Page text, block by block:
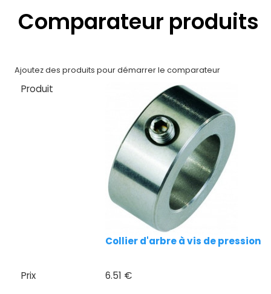
CAD/3D
marques
Documentations
Contact
Comparateur produits
Ajoutez des produits pour démarrer le comparateur
Produit
Collier d'arbre à vis de pression
Prix 6.51 €